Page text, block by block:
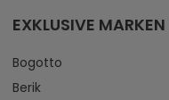
EXKLUSIVE MARKEN
Bogotto
Berik